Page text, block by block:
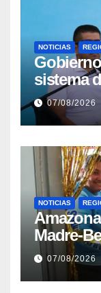
NOTICIAS
sistema
la
Mora
07/08/2026
NOTICIAS
Madre-
del
Rincón
07/08/2026